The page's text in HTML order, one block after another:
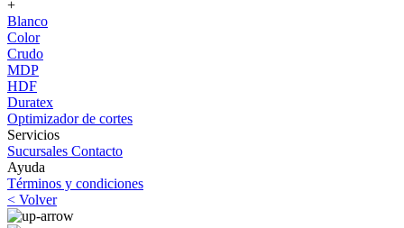
+
Blanco
Color
Crudo
MDP
HDF
Duratex
Optimizador de cortes
Servicios
Sucursales Contacto
Ayuda
Términos y condiciones
< Volver